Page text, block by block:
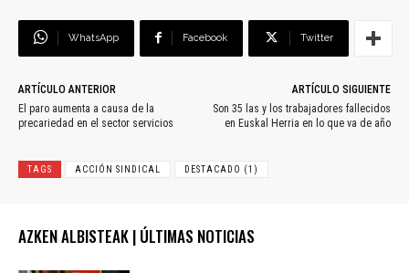
WhatsApp Facebook Twitter
ARTÍCULO ANTERIOR
El paro aumenta a causa de la
precariedad en el sector servicios
ARTÍCULO SIGUIENTE
Son 35 las y los trabajadores fallecidos
en Euskal Herria en lo que va de año
TAGS ACCIÓN SINDICAL DESTACADO (1)
AZKEN ALBISTEAK | ÚLTIMAS NOTICIAS